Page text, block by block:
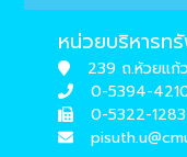
หน่วยบริหารท
239 ถ.ห้วยแก้
0-5394-
0-5322-1283